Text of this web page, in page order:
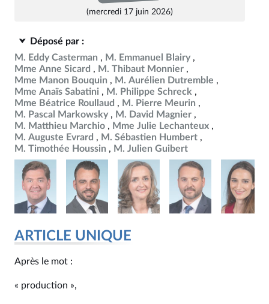
(mercredi 17 juin 2026)
Déposé par :
M. Eddy Casterman
M. Emmanuel Blairy
Mme Anne Sicard
M. Thibaut Monnier
Mme Manon Bouquin
M. Aurélien Dutremble
Mme Anaïs Sabatini
M. Philippe Schreck
Mme Béatrice Roullaud
M. Pierre Meurin
M. Pascal Markowsky
M. David Magnier
M. Matthieu Marchio
Mme Julie Lechanteux
M. Auguste Evrard
M. Sébastien Humbert
M. Timothée Houssin
M. Julien Guibert
ARTICLE UNIQUE
Après le mot :
« production »,